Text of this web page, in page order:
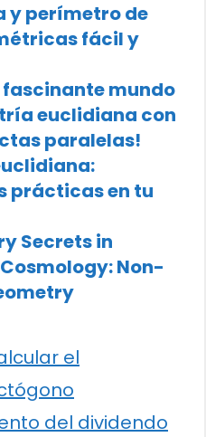
y perímetro de
fácil y
fascinante mundo
euclidiana con
paralelas!
prácticas en tu
Secrets in
Non-
el
del dividendo